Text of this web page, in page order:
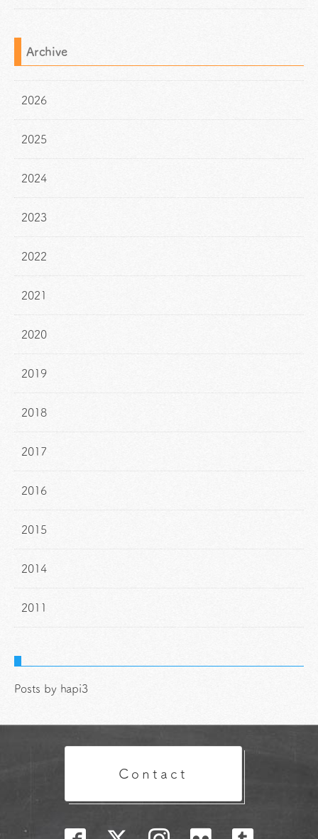
Archive
2026
2025
2024
2023
2022
2021
2020
2019
2018
2017
2016
2015
2014
2011
Posts by hapi3
Contact